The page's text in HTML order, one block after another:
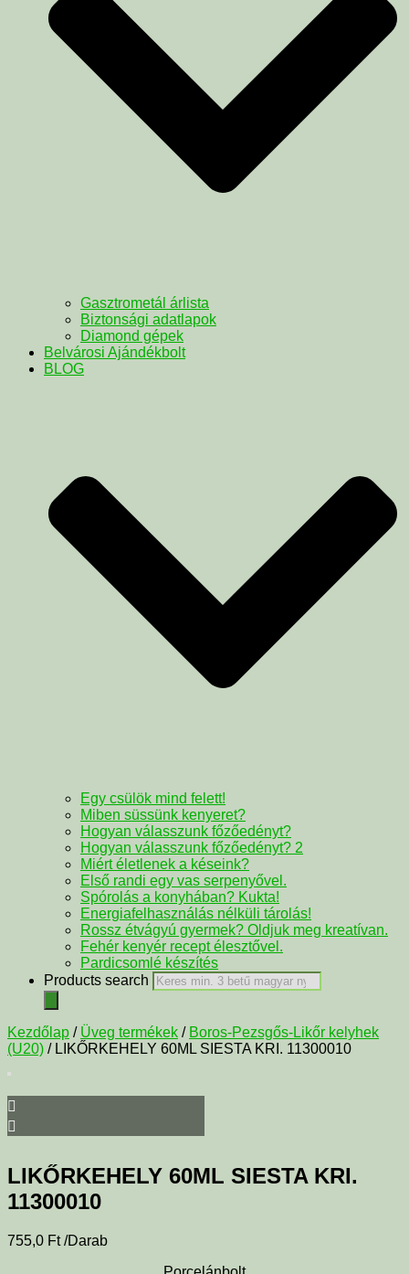
Gasztrometál árlista
Biztonsági adatlapok
Diamond gépek
Belvárosi Ajándékbolt
BLOG
Egy csülök mind felett!
Miben süssünk kenyeret?
Hogyan válasszunk főzőedényt?
Hogyan válasszunk főzőedényt? 2
Miért életlenek a késeink?
Első randi egy vas serpenyővel.
Spórolás a konyhában? Kukta!
Energiafelhasználás nélküli tárolás!
Rossz étvágyú gyermek? Oldjuk meg kreatívan.
Fehér kenyér recept élesztővel.
Pardicsomlé készítés
Products search
Kezdőlap / Üveg termékek / Boros-Pezsgős-Likőr kelyhek
(U20) / LIKŐRKEHELY 60ML SIESTA KRI. 11300010
LIKŐRKEHELY 60ML SIESTA KRI.
11300010
755,0 Ft /Darab